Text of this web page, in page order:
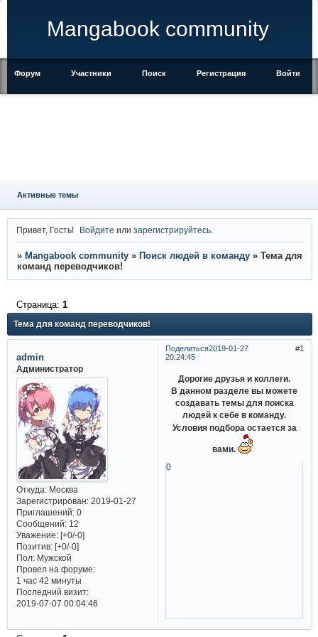
Mangabook community
Форум Участники Поиск Регистрация Войти
Активные темы
Привет, Гость! Войдите илизарегистрируйтесь
» Mangabook community » Поиск людей в команду » Тема для
команд переводчиков!
Тема для команд переводчиков!
Страница: 1
Поделиться 1
2019-01-27
20:24:45
admin
Администратор
Откуда:Москва
Зарегистрирован: 2019-01-27
Приглашений:0
Сообщений:12
Уважение: [+0/-0]
Позитив: [+0/-0]
Пол:Мужской
Провел на форуме:
1 час 42 минуты
Последний визит:
2019-07-07 00:04:46
Дорогие друзья и коллеги.
В данном разделе вы можете
создавать темы для поиска
людей к себе в команду.
Условия подбора остается за
вами.
0